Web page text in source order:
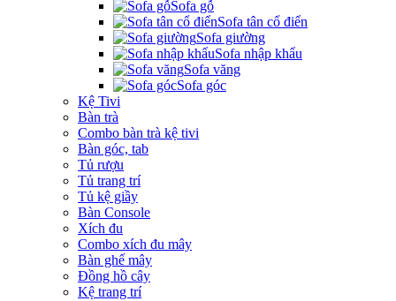
Sofa gỗ
Sofa tân cổ điển
Sofa giường
Sofa nhập khẩu
Sofa văng
Sofa góc
Kệ Tivi
Bàn trà
Combo bàn trà kệ tivi
Bàn góc, tab
Tủ rượu
Tủ trang trí
Tủ kệ giầy
Bàn Console
Xích đu
Combo xích đu mây
Bàn ghế mây
Đồng hồ cây
Kệ trang trí